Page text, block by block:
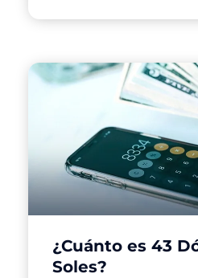
¿Cuánto es 43
Soles?